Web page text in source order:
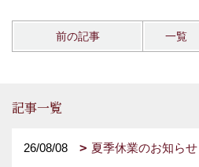
前の記事 一覧
記事一覧
26/08/08 夏季休業のお知らせ